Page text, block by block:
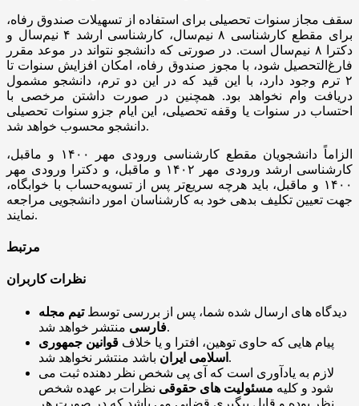
سقف مجاز سنوات تحصیلی برای استفاده از تسهیلات صندوق رفاه،
برای مقطع کارشناسی ۸ نیم‌سال، کارشناسی ارشد ۴ نیم‌سال و
دکترا ۸ نیم‌سال است. در صورتی که دانشجو نتواند در موعد مقرر
فارغ‌التحصیل شود، با مجوز صندوق رفاه، امکان افزایش سنوات تا
۲ ترم وجود دارد، با این قید که در این دو ترم، دانشجو مشمول
دریافت وام نخواهد بود. همچنین در صورت داشتن مرخصی با
احتساب در سنوات یا وقفه تحصیلی، این ایام جزو سنوات تحصیلی
دانشجو محسوب خواهد شد.
الزاماً دانشجویان مقطع کارشناسی ورودی مهر ۱۴۰۰ و ماقبل،
کارشناسی ارشد ورودی مهر ۱۴۰۲ و ماقبل، و دکترا ورودی مهر
۱۴۰۰ و ماقبل، باید هرچه سریع‌تر پس از تسویه‌حساب با خوابگاه،
جهت تعیین تکلیف بدهی خود به کارشناسان امور دانشجویی مراجعه
نمایند.
مرتبط
نظرات کاربران
دیدگاه های ارسال شده شما، پس از بررسی توسطتیم مجله
فارسیمنتشر خواهد شد.
پیام هایی که حاوی توهین، افترا و یا خلاف قوانین جمهوری
اسلامی ایران باشد منتشر نخواهد شد.
لازم به یادآوری است که آی پی شخص نظر دهنده ثبت می
شود و کلیه مسئولیت های حقوقی نظرات بر عهده شخص
نظر بوده و قابل پیگیری قضایی می باشد که در صورت هر